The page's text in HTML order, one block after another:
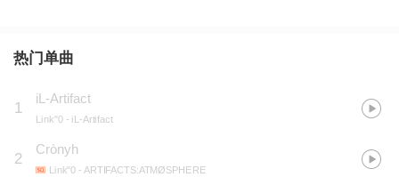
热门单曲
1
iL-Artifact
Link"0- iL-Artifact
2
Crònyh
Link"0 - ARTIFACTS:ATMØSPHERE